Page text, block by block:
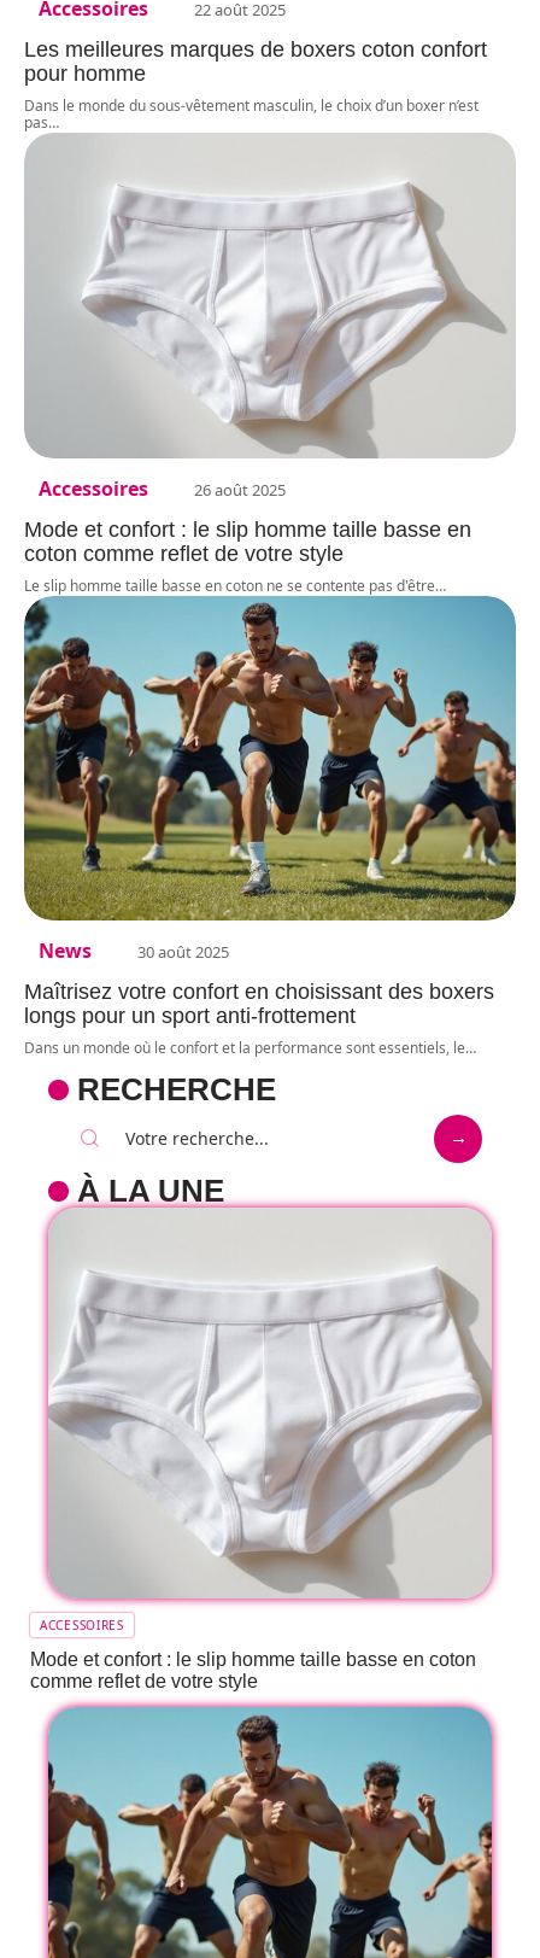
Accessoires 22 août 2025
Les meilleures marques de boxers coton confort
pour homme
Dans le monde du sous-vêtement masculin, le choix d’un boxer n’est
pas…
Accessoires 26 août 2025
Mode et confort : le slip homme taille basse en
coton comme reflet de votre style
Le slip homme taille basse en coton ne se contente pas d'être…
News 30 août 2025
Maîtrisez votre confort en choisissant des boxers
longs pour un sport anti-frottement
Dans un monde où le confort et la performance sont essentiels, le…
RECHERCHE
À LA UNE
ACCESSOIRES
Mode et confort : le slip homme taille basse en coton
comme reflet de votre style